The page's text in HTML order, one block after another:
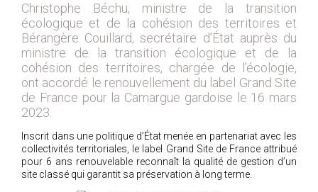
2021
2018
2017
2016
2015
2012
2013
Christophe Béchu, ministre de la transition
écologique et de la cohésion des territoires et
Bérangère Couillard, secrétaire d’État auprès du
ministre de la transition écologique et de la
cohésion des territoires, chargée de l’écologie,
ont accordé le renouvellement du label Grand Site
de France pour la Camargue gardoise le 16 mars
2023.
Inscrit dans une politique d’État menée en partenariat avec les
collectivités territoriales, le label Grand Site de France attribué
pour 6 ans renouvelable reconnaît la qualité de gestion d’un
site classé qui garantit sa préservation à long terme.